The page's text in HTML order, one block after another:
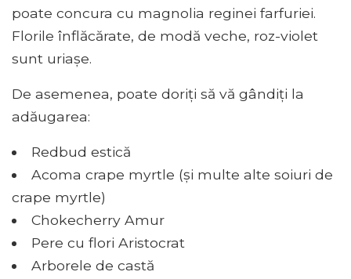
poate concura cu magnolia reginei farfuriei.
Florile înflăcărate, de modă veche, roz-violet
sunt uriașe.
De asemenea, poate doriți să vă gândiți la
adăugarea:
Redbud estică
Acoma crape myrtle (și multe alte soiuri de
crape myrtle)
Chokecherry Amur
Pere cu flori Aristocrat
Arborele de castă